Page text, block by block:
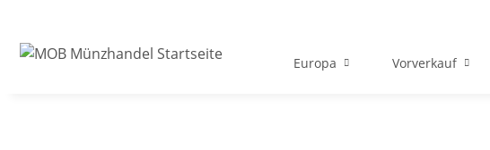
Europa Vorverkauf